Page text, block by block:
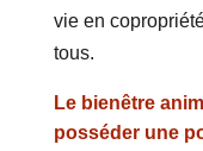
vie en
tous.
Le bienêtre
posséder une